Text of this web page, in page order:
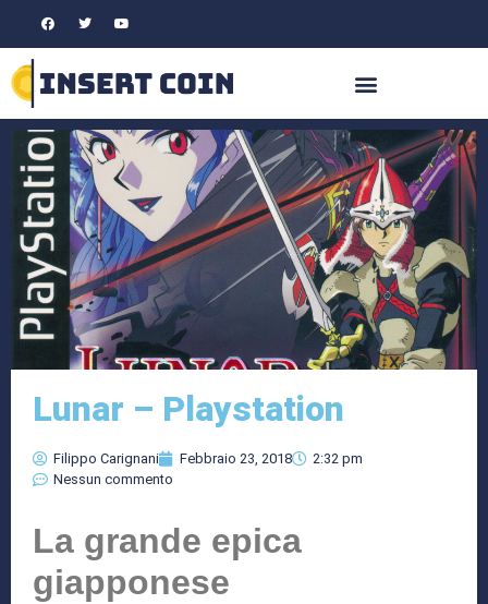
Lunar – Playstation
Filippo Carignani Febbraio 23, 2018
2:32 pm
Nessun commento
La grande epica
giapponese